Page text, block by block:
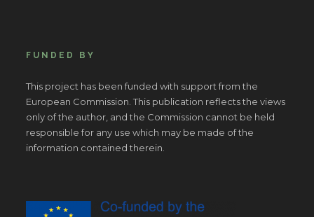
FUNDED BY
This project has been funded with support from the
European Commission. This publication reflects the views
only of the author, and the Commission cannot be held
responsible for any use which may be made of the
information contained therein.